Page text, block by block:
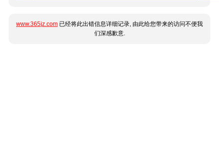
www.365jz.com 已经将此出错信息详细记录, 由此给您带来的访问不便我
们深感歉意.